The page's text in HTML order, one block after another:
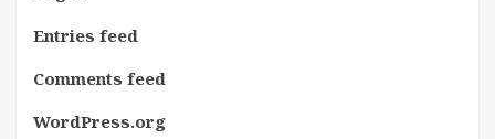
Entries feed
Comments feed
WordPress.org